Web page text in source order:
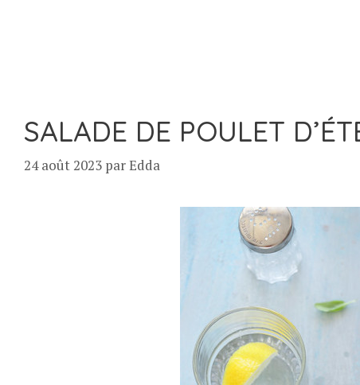
SALADE DE POULET
24 août 2023 parEdda